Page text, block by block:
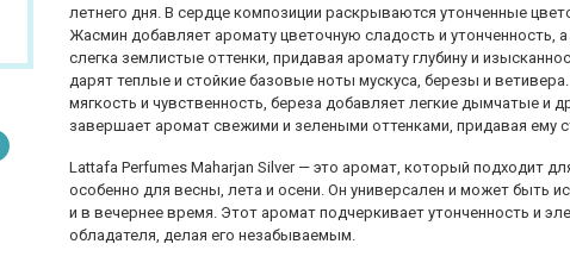
летнего дня. В сердце композиции раскрываются утонченные
Жасмин добавляет аромату цветочную сладость и утонченность,
слегка землистые оттенки, придавая аромату глубину и
дарят теплые и стойкие базовые ноты мускуса, березы и
мягкость и чувственность, береза добавляет легкие дымчатые и
завершает аромат свежими и зелеными оттенками, придавая ему
Lattafa Perfumes Maharjan Silver — это аромат, который подходит
особенно для весны, лета и осени. Он универсален и может быть
и в вечернее время. Этот аромат подчеркивает утонченность и
обладателя, делая его незабываемым.